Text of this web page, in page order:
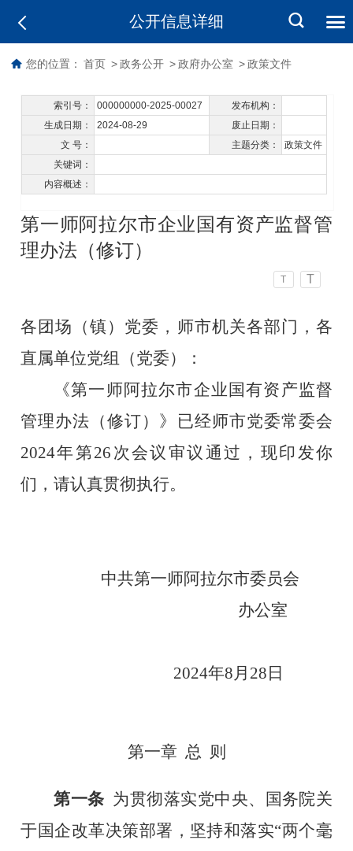
公开信息详细
您的位置： 首页 > 政务公开 > 政府办公室 > 政策文件
索引号： 000000000-2025-00027
发布机构：
生成日期：
2024-08-29
废止日期：
文 号：
主题分类：
政策文件
关键词：
内容概述：
第一师阿拉尔市企业国有资产监督管
理办法（修订）
T T
各团场（镇）党委，师市机关各部门，各
直属单位党组（党委）：
《第一师阿拉尔市企业国有资产监督
管理办法（修订）》已经师市党委常委会
2024年第26 次会议审议通过，现印发你
们，请认真贯彻执行。
中共第一师阿拉尔市委员会
办公室
2024年8 月 28 日
第一章 总 则
第一条 为贯彻落实党中央、国务院关
于国企改革决策部署，坚持和落实“两个毫